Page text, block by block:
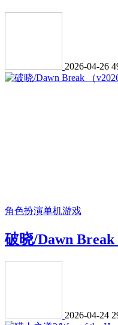
2026-04-26
角色扮演单机游戏
破晓/Dawn Break
2026-04-24